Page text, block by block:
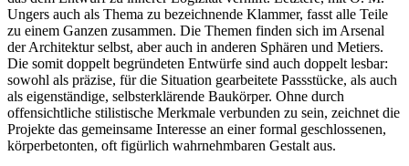
Ungers auch als Thema zu bezeichnende Klammer, fasst alle Teile
zu einem Ganzen zusammen. Die Themen finden sich im Arsenal
der Architektur selbst, aber auch in anderen Sphären und Metiers.
Die somit doppelt begründeten Entwürfe sind auch doppelt lesbar:
sowohl als präzise, für die Situation gearbeitete Passstücke, als auch
als eigenständige, selbsterklärende Baukörper. Ohne durch
offensichtliche stilistische Merkmale verbunden zu sein, zeichnet die
Projekte das gemeinsame Interesse an einer formal geschlossenen,
körperbetonten, oft figürlich wahrnehmbaren Gestalt aus.